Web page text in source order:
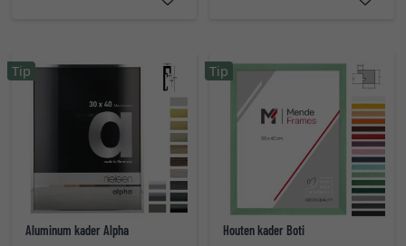
Aluminum kader Alpha
Tip
Houten kader Boti
Tip